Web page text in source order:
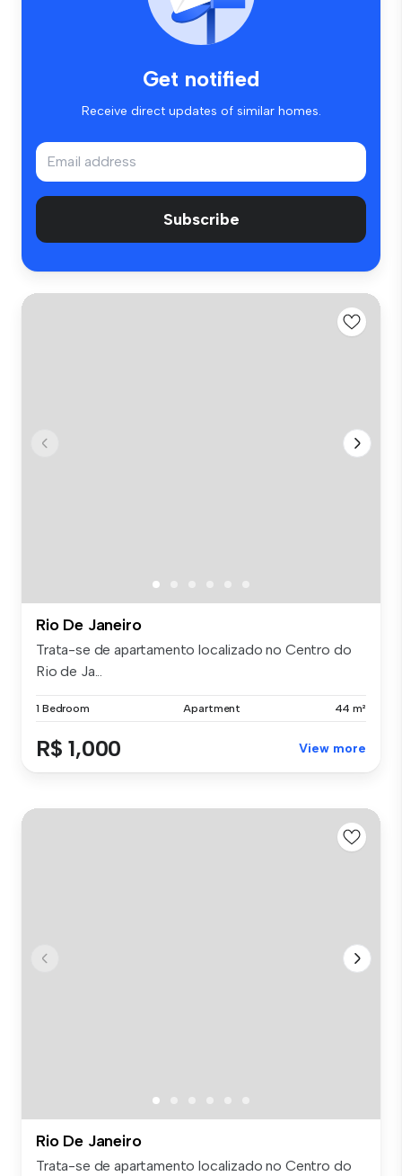
Get notified
Receive direct updates of similar homes.
Subscribe
Rio De Janeiro
Trata-se de apartamento localizado no Centro do
Rio de Ja...
1 Bedroom Apartment 44 m²
R$ 1,000 View more
Rio De Janeiro
Trata-se de apartamento localizado no Centro do